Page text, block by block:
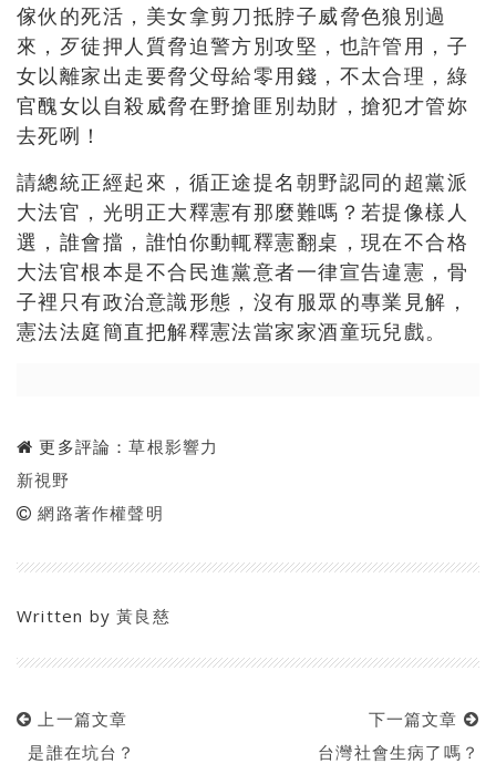
傢伙的死活，美女拿剪刀抵脖子威脅色狼別過
來，歹徒押人質脅迫警方別攻堅，也許管用，子
女以離家出走要脅父母給零用錢，不太合理，綠
官醜女以自殺威脅在野搶匪別劫財，搶犯才管妳
去死咧！
請總統正經起來，循正途提名朝野認同的超黨派
大法官，光明正大釋憲有那麼難嗎？若提像樣人
選，誰會擋，誰怕你動輒釋憲翻桌，現在不合格
大法官根本是不合民進黨意者一律宣告違憲，骨
子裡只有政治意識形態，沒有服眾的專業見解，
憲法法庭簡直把解釋憲法當家家酒童玩兒戲。
更多評論：草根影響力
新視野
網路著作權聲明
Written by黃良慈
上一篇文章
是誰在坑台？
下一篇文章
台灣社會生病了嗎？